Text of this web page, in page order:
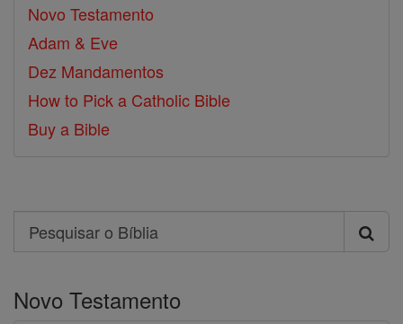
Novo Testamento
Adam & Eve
Dez Mandamentos
How to Pick a Catholic Bible
Buy a Bible
Search
Pesquisar
Bíblia
Novo Testamento